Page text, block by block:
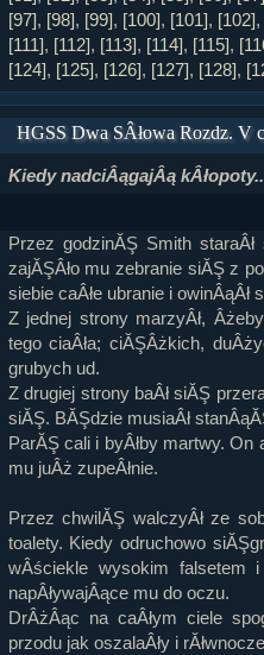
[NZ]RozdziaÂł 9 cz....
[NZ]RozdziaÂł 8 cz....
[NZ]RozdziaÂł 8 cz....
>> Więcej fan fiction! <<
[97], [98], [99], [100], [101], [102],
[111], [112], [113], [114], [115],
[124], [125], [126], [127], [128],
HGSS Dwa SÂłowa Rozdz. V
Kiedy nadciÂągajÂą
Przez godzinĂŞ Smith
zajĂŞÂło mu zebranie siĂŞ z
siebie caÂłe ubranie i
Z jednej strony marzyÂł,
tego ciaÂła; ciĂŞÂżkich,
grubych ud.
Z drugiej strony baÂł siĂŞ
siĂŞ. BĂŞdzie musiaÂł
ParĂŞ cali i byÂłby martwy. On
mu juÂż zupeÂłnie.
Przez chwilĂŞ walczyÂł ze
toalety. Kiedy odruchowo
wÂściekle wysokim falsetem
napÂływajÂące mu do oczu.
DrÂżÂąc na caÂłym ciele
przodu jak oszalaÂły i